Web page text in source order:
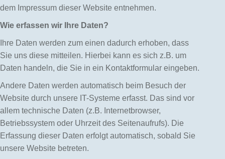
dem Impressum dieser Website entnehmen.
Wie erfassen wir Ihre Daten?
Ihre Daten werden zum einen dadurch erhoben, dass
Sie uns diese mitteilen. Hierbei kann es sich z.B. um
Daten handeln, die Sie in ein Kontaktformular eingeben.
Andere Daten werden automatisch beim Besuch der
Website durch unsere IT-Systeme erfasst. Das sind vor
allem technische Daten (z.B. Internetbrowser,
Betriebssystem oder Uhrzeit des Seitenaufrufs). Die
Erfassung dieser Daten erfolgt automatisch, sobald Sie
unsere Website betreten.